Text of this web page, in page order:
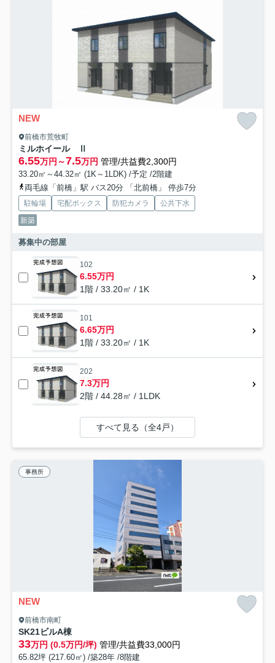
NEW
前橋市荒牧町
ミルホイール Ⅱ
6.55万円～7.5万円 管理/共益費2,300円
33.20㎡～44.32㎡ (1K～1LDK) /予定 /2階建
両毛線「前橋」駅 バス20分 「北前橋」 停歩7分
駐輪場 宅配ボックス 防犯カメラ
公共下水
新築
募集中の部屋
102
6.55万円
1階 / 33.20㎡ / 1K
101
6.65万円
1階 / 33.20㎡ / 1K
202
7.3万円
2階 / 44.28㎡ / 1LDK
すべて見る（全4戸）
事務所
NEW
前橋市南町
SK21ビルA棟
33万円 (0.5万円/坪) 管理/共益費33,000円
65.82坪 (217.60㎡) /築28年 /8階建